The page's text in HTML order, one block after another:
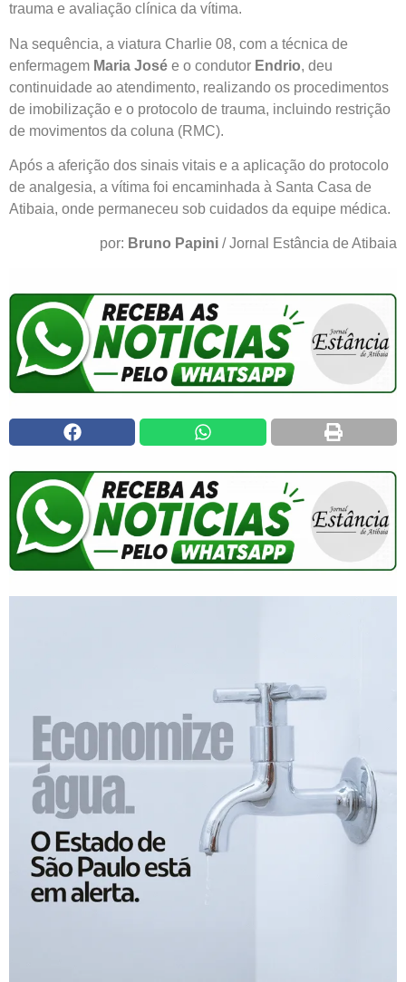
trauma e avaliação clínica da vítima.
Na sequência, a viatura Charlie 08, com a técnica de
enfermagem Maria José e o condutor Endrio, deu
continuidade ao atendimento, realizando os procedimentos
de imobilização e o protocolo de trauma, incluindo restrição
de movimentos da coluna (RMC).
Após a aferição dos sinais vitais e a aplicação do protocolo
de analgesia, a vítima foi encaminhada à Santa Casa de
Atibaia, onde permaneceu sob cuidados da equipe médica.
por: Bruno Papini / Jornal Estância de Atibaia